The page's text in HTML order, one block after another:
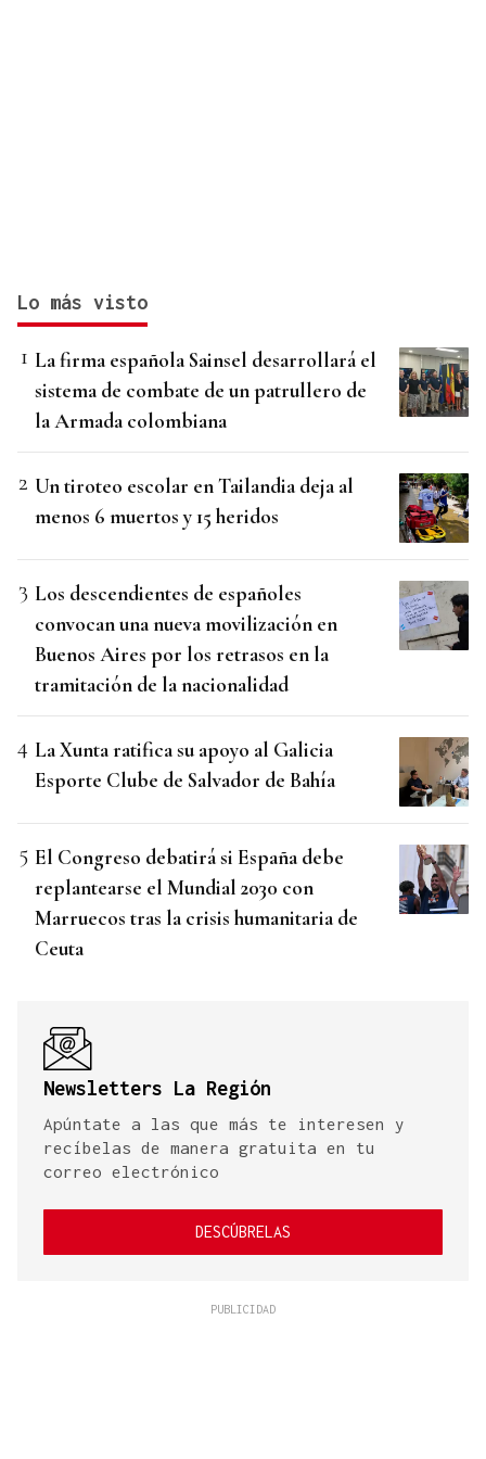
Lo más visto
La firma española Sainsel desarrollará el
sistema de combate de un patrullero de
la Armada colombiana
Un tiroteo escolar en Tailandia deja al
menos 6 muertos y 15 heridos
Los descendientes de españoles
convocan una nueva movilización en
Buenos Aires por los retrasos en la
tramitación de la nacionalidad
La Xunta ratifica su apoyo al Galicia
Esporte Clube de Salvador de Bahía
El Congreso debatirá si España debe
replantearse el Mundial 2030 con
Marruecos tras la crisis humanitaria de
Ceuta
Newsletters La Región
Apúntate a las que más te interesen y
recíbelas de manera gratuita en tu
correo electrónico
DESCÚBRELAS